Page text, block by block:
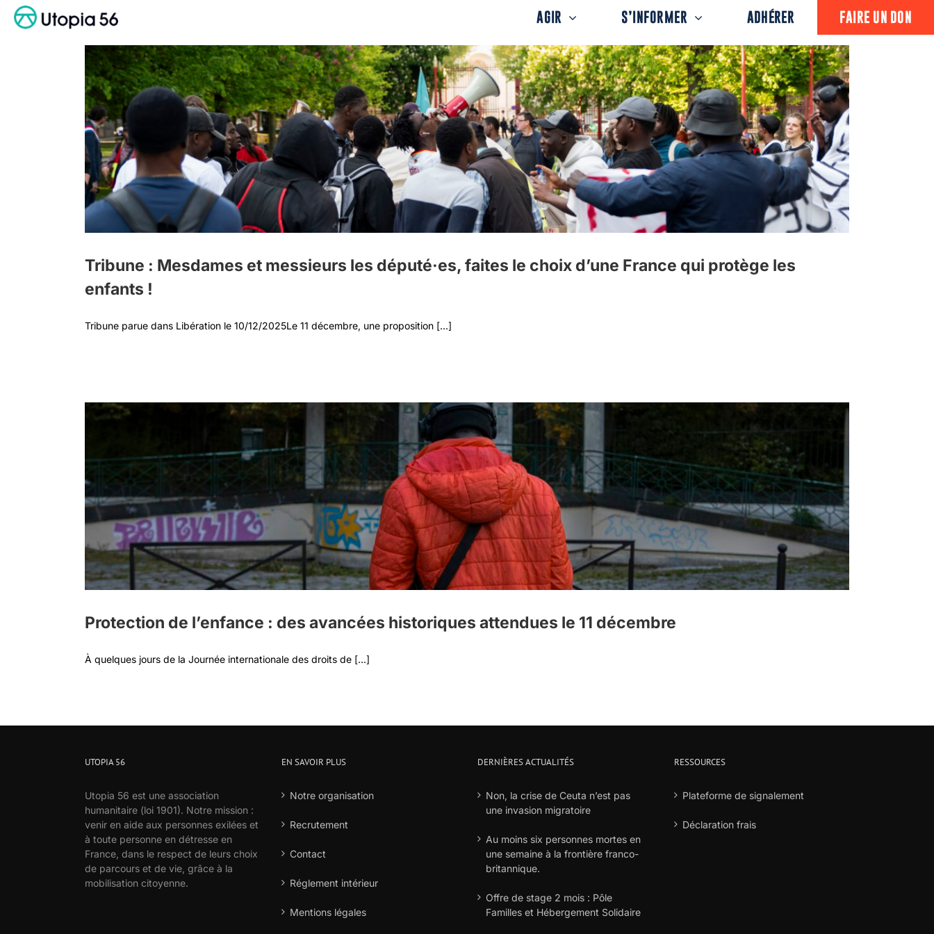
Passer
AGIR S’INFORMER ADHÉRER FAIRE UN DON
Tribune : Mesdames et messieurs les député·es, faites le choix d’une France qui protège les
enfants !
Tribune parue dans Libération le 10/12/2025Le 11 décembre, une proposition [...]
Protection de l’enfance : des avancées historiques attendues le 11 décembre
À quelques jours de la Journée internationale des droits de [...]
UTOPIA 56
Utopia 56 est une association
humanitaire (loi 1901). Notre mission :
venir en aide aux personnes exilées et
à toute personne en détresse en
France, dans le respect de leurs choix
de parcours et de vie, grâce à la
mobilisation citoyenne.
EN SAVOIR PLUS
Notre organisation
Recrutement
Contact
Réglement intérieur
Mentions légales
DERNIÈRES ACTUALITÉS
Non, la crise de Ceuta n’est pas
une invasion migratoire
Au moins six personnes mortes en
une semaine à la frontière franco-
britannique.
Offre de stage 2 mois : Pôle
Familles et Hébergement Solidaire
RESSOURCES
Plateforme de signalement
Déclaration frais